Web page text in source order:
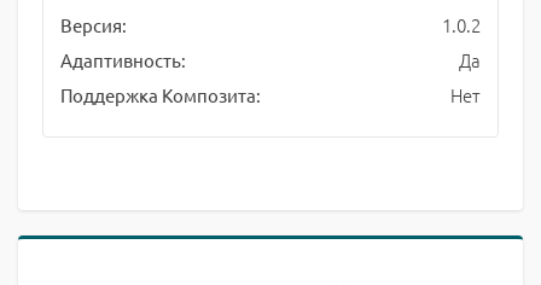
Версия: 1.0.2
Адаптивность: Да
Поддержка Композита: Нет